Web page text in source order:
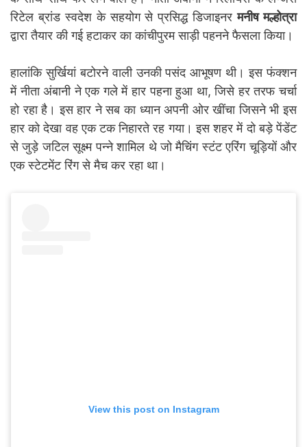
रिटेल ब्रांड स्वदेश के सहयोग से प्रसिद्ध डिजाइनरमनीष मल्होत्रा
द्वारा तैयार की गई हटाकर का कांचीपुरम साड़ी पहनने फैसला किया।
हालांकि सुर्खियां बटोरने वाली उनकी पसंद आभूषण थी। इस फंक्शन
में नीता अंबानी ने एक गले में हार पहना हुआ था, जिसे हर तरफ चर्चा
हो रहा है। इस हार ने सब का ध्यान अपनी ओर खींचा जिसने भी इस
हार को देखा वह एक टक निहारते रह गया। इस शहर में दो बड़े पेंडेंट
से जुड़े जटिल सूक्ष्म पन्ने शामिल थे जो मैचिंग स्टंट एरिंग चूड़ियों और
एक स्टेटमेंट रिंग से मैच कर रहा था।
View this post on Instagram